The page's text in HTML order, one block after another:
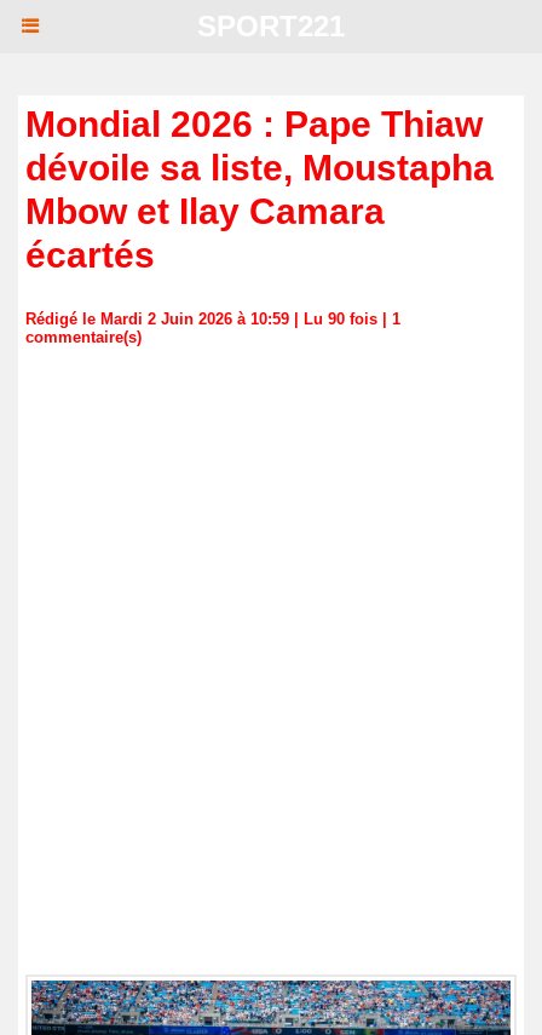
Mondial 2026 : Pape Thiaw
dévoile sa liste, Moustapha
Mbow et Ilay Camara
écartés
Rédigé le Mardi 2 Juin 2026 à 10:59 | Lu 90 fois | 1
commentaire(s)